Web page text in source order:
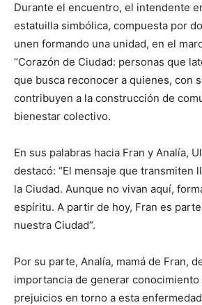
Durante el encuentro, el intendente
estatuilla simbólica, compuesta por
unen formando una unidad, en el
“Corazón de Ciudad: personas que
que busca reconocer a quienes, con
contribuyen a la construcción de
bienestar colectivo.
En sus palabras hacia Fran y Analía,
destacó: “El mensaje que transmiten
la Ciudad. Aunque no vivan aquí,
espíritu. A partir de hoy, Fran es
nuestra Ciudad”.
Por su parte, Analía, mamá de Fran,
importancia de generar
prejuicios en torno a esta